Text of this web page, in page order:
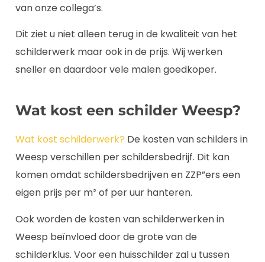
van onze collega’s.
Dit ziet u niet alleen terug in de kwaliteit van het
schilderwerk maar ook in de prijs. Wij werken
sneller en daardoor vele malen goedkoper.
Wat kost een schilder Weesp?
Wat kost schilderwerk? De kosten van schilders in
Weesp verschillen per schildersbedrijf. Dit kan
komen omdat schildersbedrijven en ZZP”ers een
eigen prijs per m² of per uur hanteren.
Ook worden de kosten van schilderwerken in
Weesp beïnvloed door de grote van de
schilderklus. Voor een huisschilder zal u tussen